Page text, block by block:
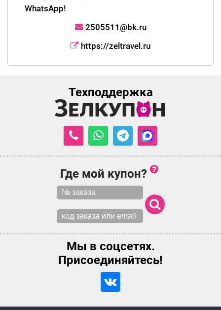
WhatsApp!
2505511@bk.ru
https://zeltravel.ru
Техподдержка
Где мой купон?
Мы в соцсетях.
Присоединяйтесь!